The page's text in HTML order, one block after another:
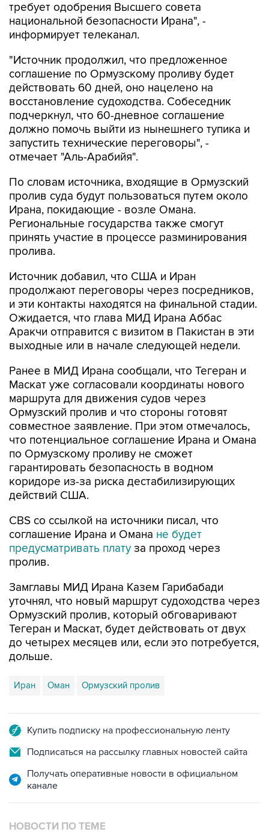
требует одобрения Высшего совета
национальной безопасности Ирана", -
информирует телеканал.
"Источник продолжил, что предложенное
соглашение по Ормузскому проливу будет
действовать 60 дней, оно нацелено на
восстановление судоходства. Собеседник
подчеркнул, что 60-дневное соглашение
должно помочь выйти из нынешнего тупика и
запустить технические переговоры", -
отмечает "Аль-Арабийя".
По словам источника, входящие в Ормузский
пролив суда будут пользоваться путем около
Ирана, покидающие - возле Омана.
Региональные государства также смогут
принять участие в процессе разминирования
пролива.
Источник добавил, что США и Иран
продолжают переговоры через посредников,
и эти контакты находятся на финальной стадии.
Ожидается, что глава МИД Ирана Аббас
Аракчи отправится с визитом в Пакистан в эти
выходные или в начале следующей недели.
Ранее в МИД Ирана сообщали, что Тегеран и
Маскат уже согласовали координаты нового
маршрута для движения судов через
Ормузский пролив и что стороны готовят
совместное заявление. При этом отмечалось,
что потенциальное соглашение Ирана и Омана
по Ормузскому проливу не сможет
гарантировать безопасность в водном
коридоре из-за риска дестабилизирующих
действий США.
CBS со ссылкой на источники писал, что
соглашение Ирана и Омана не будет
предусматривать плату за проход через
пролив.
Замглавы МИД Ирана Казем Гарибабади
уточнял, что новый маршрут судоходства через
Ормузский пролив, который обговаривают
Тегеран и Маскат, будет действовать от двух
до четырех месяцев или, если это потребуется,
дольше.
Иран Оман Ормузский пролив
Купить подписку на профессиональную ленту
Подписаться на рассылку главных новостей сайта
Получать оперативные новости в официальном
канале
НОВОСТИ ПО ТЕМЕ